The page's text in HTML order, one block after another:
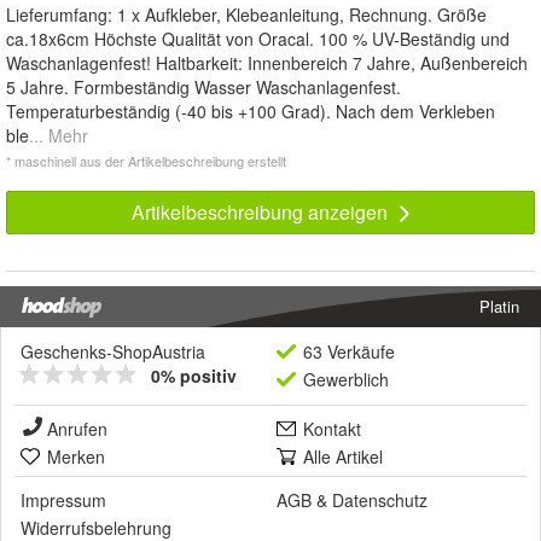
Lieferumfang: 1 x Aufkleber, Klebeanleitung, Rechnung. Größe
ca.18x6cm Höchste Qualität von Oracal. 100 % UV-Beständig und
Waschanlagenfest! Haltbarkeit: Innenbereich 7 Jahre, Außenbereich
5 Jahre. Formbeständig Wasser Waschanlagenfest.
Temperaturbeständig (-40 bis +100 Grad). Nach dem Verkleben
ble... Mehr
* maschinell aus der Artikelbeschreibung erstellt
Artikelbeschreibung anzeigen
Platin
Geschenks-ShopAustria
0% positiv
63 Verkäufe
Gewerblich
Anrufen
Kontakt
Merken
Alle Artikel
Impressum
AGB & Datenschutz
Widerrufsbelehrung